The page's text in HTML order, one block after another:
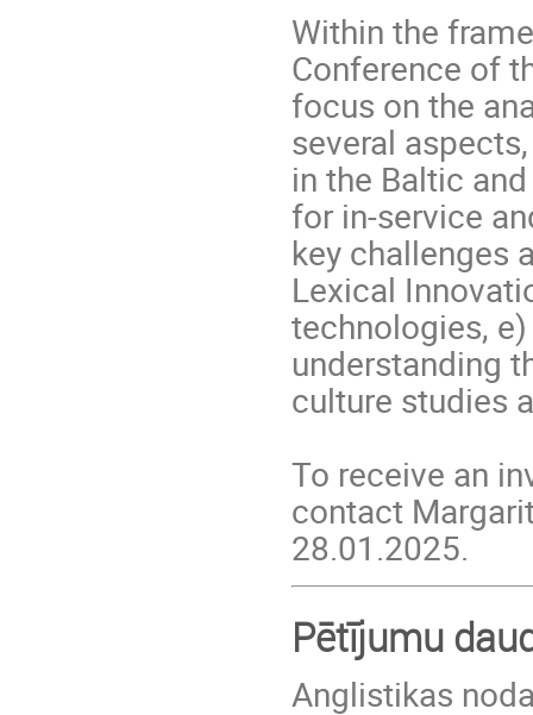
Within the
Conference of
focus on the
several
in the Baltic
for in-service
key challenges
Lexical
technologies,
understanding
culture studies
To receive an
contact
28.01.2025.
Pētījumu
Anglistikas